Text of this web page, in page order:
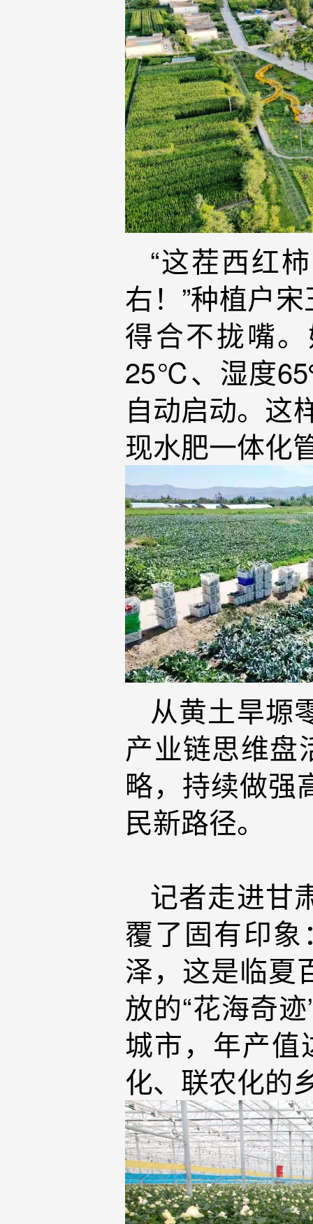
“这茬西红
右！”种植户
得合不拢嘴
25℃、湿度
自动启动。这
现水肥一体化
从黄土旱塬
产业链思维盘
略，持续做强
民新路径。
记者走进甘
覆了固有印
泽，这是临
放的“花海奇
城市，年产值
化、联农化的